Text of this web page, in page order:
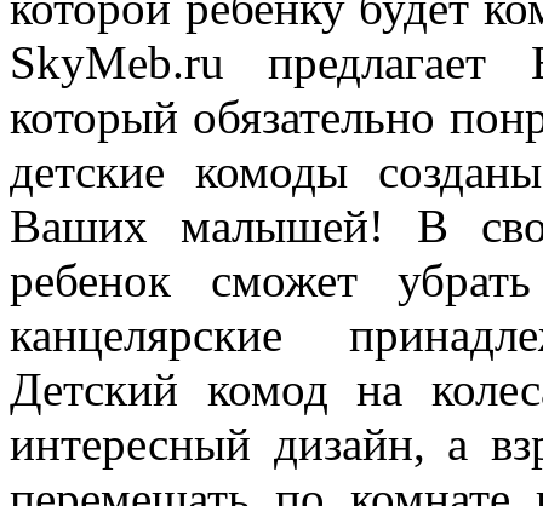
SkyMeb.ru
который обязательно
детские комоды
Ваших малышей! В
ребенок сможет
канцелярские
Детский комод на
интересный дизайн, а